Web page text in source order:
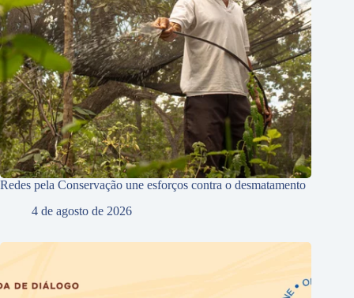
Redes pela Conservação une esforços contra o desmatamento
4 de agosto de 2026